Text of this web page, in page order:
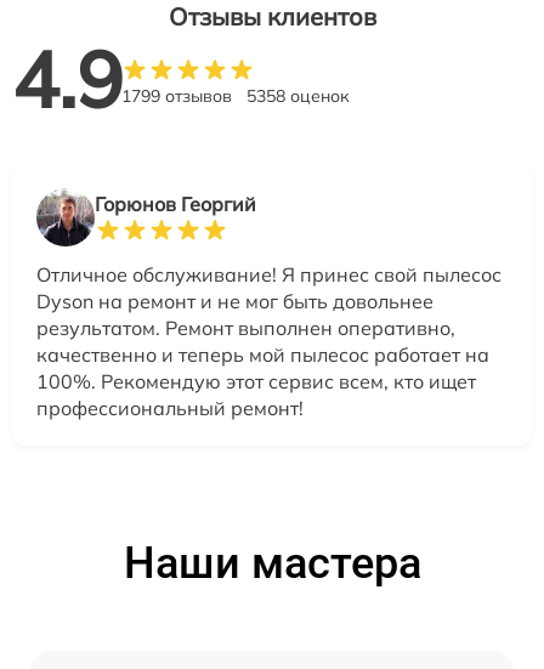
Отзывы клиентов
4.91799 отзывов 5358 оценок
Горюнов Георгий
Отличное обслуживание! Я принес свой пылесос
Dyson на ремонт и не мог быть довольнее
результатом. Ремонт выполнен оперативно,
качественно и теперь мой пылесос работает на
100%. Рекомендую этот сервис всем, кто ищет
профессиональный ремонт!
Наши мастера